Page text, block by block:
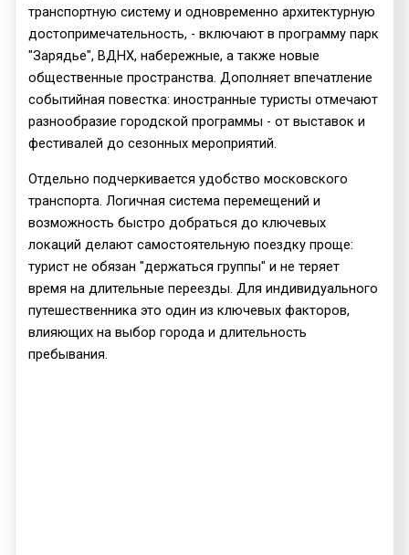
транспортную систему и одновременно архитектурную
достопримечательность, - включают в программу парк
"Зарядье", ВДНХ, набережные, а также новые
общественные пространства. Дополняет впечатление
событийная повестка: иностранные туристы отмечают
разнообразие городской программы - от выставок и
фестивалей до сезонных мероприятий.
Отдельно подчеркивается удобство московского
транспорта. Логичная система перемещений и
возможность быстро добраться до ключевых
локаций делают самостоятельную поездку проще:
турист не обязан "держаться группы" и не теряет
время на длительные переезды. Для индивидуального
путешественника это один из ключевых факторов,
влияющих на выбор города и длительность
пребывания.